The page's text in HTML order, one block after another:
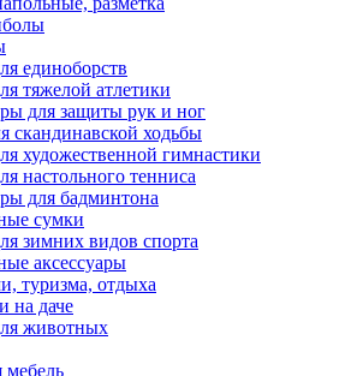
единоборств
тяжелой атлетики
для защиты рук и ног
скандинавской ходьбы
художественной гимнастики
настольного тенниса
для бадминтона
сумки
зимних видов спорта
аксессуары
туризма, отдыха
даче
животных
мебель